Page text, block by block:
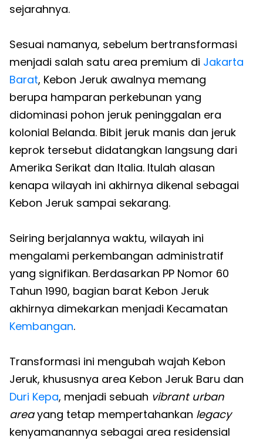
sejarahnya.
Sesuai namanya, sebelum bertransformasi
menjadi salah satu area premium di Jakarta
Barat, Kebon Jeruk awalnya memang
berupa hamparan perkebunan yang
didominasi pohon jeruk peninggalan era
kolonial Belanda. Bibit jeruk manis dan jeruk
keprok tersebut didatangkan langsung dari
Amerika Serikat dan Italia. Itulah alasan
kenapa wilayah ini akhirnya dikenal sebagai
Kebon Jeruk sampai sekarang.
Seiring berjalannya waktu, wilayah ini
mengalami perkembangan administratif
yang signifikan. Berdasarkan PP Nomor 60
Tahun 1990, bagian barat Kebon Jeruk
akhirnya dimekarkan menjadi Kecamatan
Kembangan.
Transformasi ini mengubah wajah Kebon
Jeruk, khususnya area Kebon Jeruk Baru dan
Duri Kepa, menjadi sebuah vibrant urban
areayang tetap mempertahankan legacy
kenyamanannya sebagai area residensial